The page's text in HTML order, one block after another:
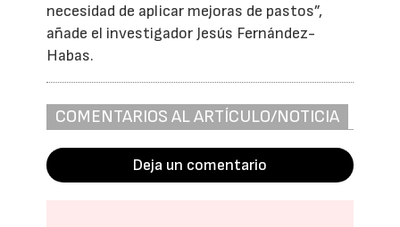
necesidad de aplicar mejoras de pastos”,
añade el investigador Jesús Fernández-
Habas.
COMENTARIOS AL ARTÍCULO/NOTICIA
Deja un comentario